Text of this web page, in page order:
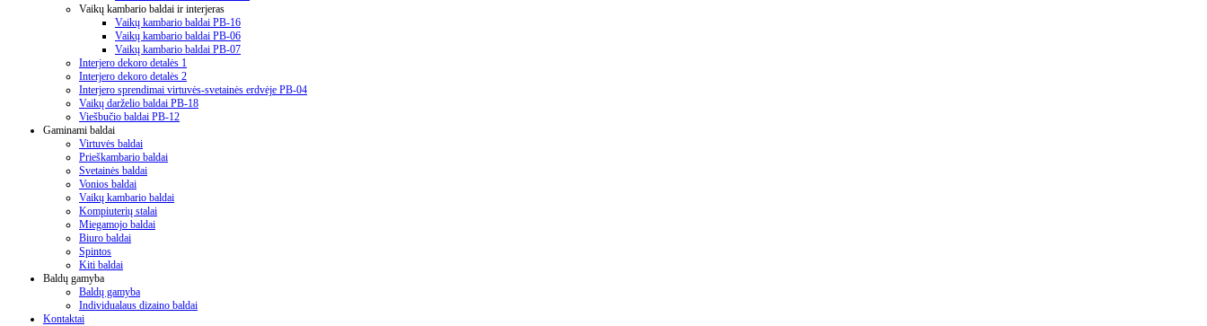
Vaikų kambario baldai ir interjeras
Vaikų kambario baldai PB-16
Vaikų kambario baldai PB-06
Vaikų kambario baldai PB-07
Interjero dekoro detalės 1
Interjero dekoro detalės 2
Interjero sprendimai virtuvės-svetainės erdvėje PB-04
Vaikų darželio baldai PB-18
Viešbučio baldai PB-12
Gaminami baldai
Virtuvės baldai
Prieškambario baldai
Svetainės baldai
Vonios baldai
Vaikų kambario baldai
Kompiuterių stalai
Miegamojo baldai
Biuro baldai
Spintos
Kiti baldai
Baldų gamyba
Baldų gamyba
Individualaus dizaino baldai
Kontaktai